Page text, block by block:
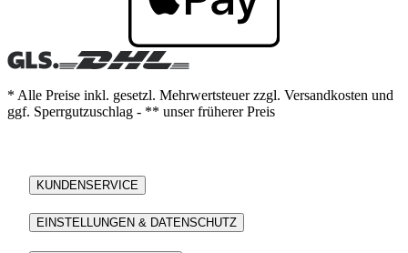
* Alle Preise inkl. gesetzl. Mehrwertsteuer zzgl. Versandkosten und
ggf. Sperrgutzuschlag - ** unser früherer Preis
KUNDENSERVICE
EINSTELLUNGEN & DATENSCHUTZ